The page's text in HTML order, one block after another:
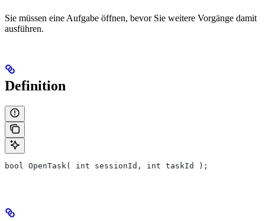
Sie müssen eine Aufgabe öffnen, bevor Sie weitere Vorgänge damit
ausführen.
Definition
bool OpenTask( int sessionId, int taskId );